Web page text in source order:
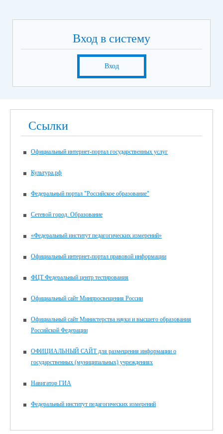
Вход в систему
Вход
Ссылки
Официальный интернет-портал государственных услуг
Культура.рф
Федеральный портал "Российское образование"
Сетевой город. Образование
«Федеральный институт педагогических измерений»
Официальный интернет-портал правовой информации
ФЦТ Федеральный центр тестирования
Официальный сайт Минпросвещения России
Официальный сайт Министерства науки и высшего образования
Российской Федерации
ОФИЦИАЛЬНЫЙ САЙТ для размещения информации о
государственных (муниципальных) учреждениях
Навигатор ГИА
Федеральный институт педагогических измерений